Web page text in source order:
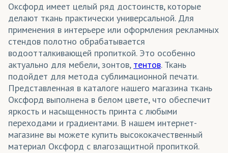
Оксфорд имеет целый ряд достоинств, которые
делают ткань практически универсальной. Для
применения в интерьере или оформления рекламных
стендов полотно обрабатывается
водоотталкивающей пропиткой. Это особенно
актуально для мебели, зонтов, тентов. Ткань
подойдет для метода сублимационной печати.
Представленная в каталоге нашего магазина ткань
Оксфорд выполнена в белом цвете, что обеспечит
яркость и насыщенность принта с любыми
переходами и градиентами. В нашем интернет-
магазине вы можете купить высококачественный
материал Оксфорд с влагозащитной пропиткой.